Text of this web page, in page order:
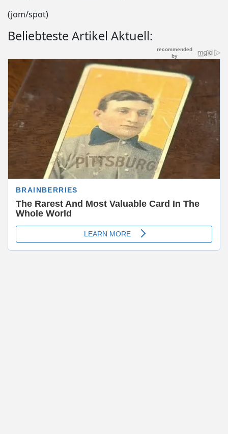
(jom/spot)
Beliebteste Artikel Aktuell: